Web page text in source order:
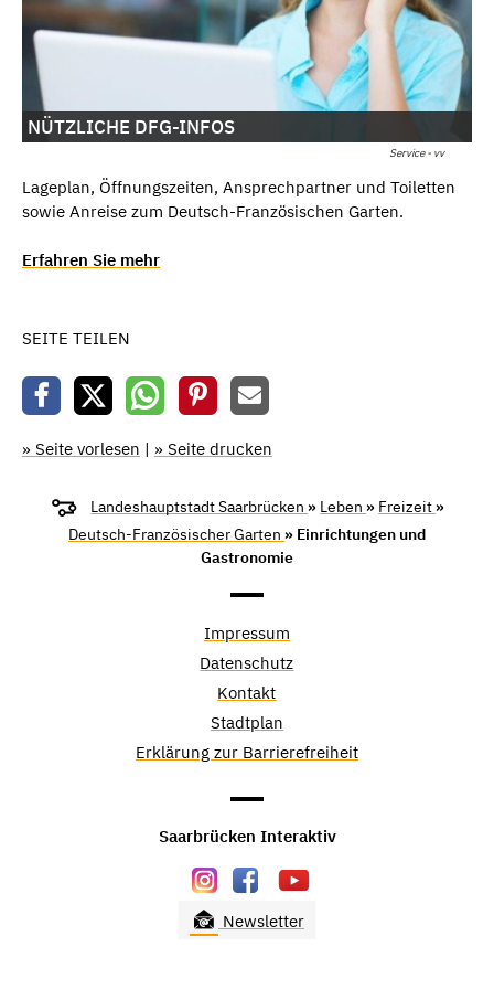
Service - vv
NÜTZLICHE DFG-INFOS
Lageplan, Öffnungszeiten, Ansprechpartner und Toiletten
sowie Anreise zum Deutsch-Französischen Garten.
Erfahren Sie mehr
SEITE TEILEN
» Seite vorlesen | » Seite drucken
Landeshauptstadt Saarbrücken » Leben » Freizeit »
Deutsch-Französischer Garten » Einrichtungen und
Gastronomie
Impressum
Datenschutz
Kontakt
Stadtplan
Erklärung zur Barrierefreiheit
Saarbrücken Interaktiv
Newsletter